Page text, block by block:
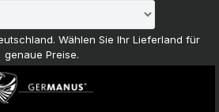
Wählen Sie Ihr Lieferland für
genaue Preise.